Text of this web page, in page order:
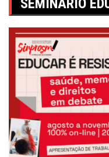
SEMINÁRIO